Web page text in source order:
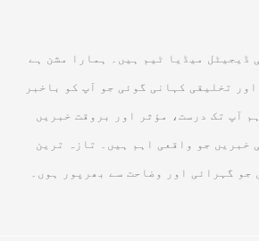
ڈیجیٹل میڈیا ٹیم ہیں۔ ہمارا مشن ہے
تخلیقی کہانی گوئی جو آپ کو باخبر
آپ تک درست، مؤثر اور بروقت خبریں
خبریں جو واقعی اہم ہیں۔ تازہ ترین
جو گہرائی اور وضاحت سے بھرپور ہوں۔